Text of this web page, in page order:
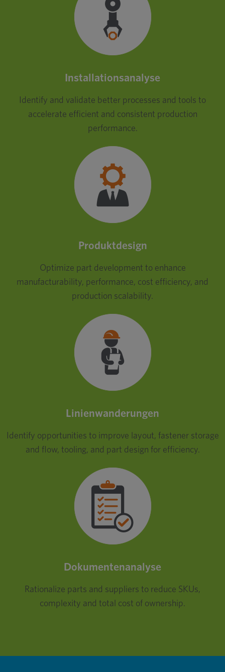
Installationsanalyse
Identify and validate better processes and tools to
accelerate efficient and consistent production
performance.
Produktdesign
Optimize part development to enhance
manufacturability, performance, cost efficiency, and
production scalability.
Linienwanderungen
Identify opportunities to improve layout, fastener storage
and flow, tooling, and part design for efficiency.
Dokumentenanalyse
Rationalize parts and suppliers to reduce SKUs,
complexity and total cost of ownership.